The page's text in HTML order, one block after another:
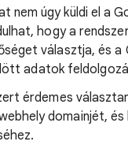
nem úgy küldi el a
hogy a
választja, és a
adatok
érdemes
domainjét,